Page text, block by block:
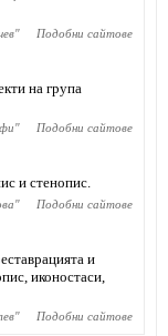
" Подобни сайтове
на група
" Подобни сайтове
и стенопис.
" Подобни сайтове
и
иконостаси,
" Подобни сайтове